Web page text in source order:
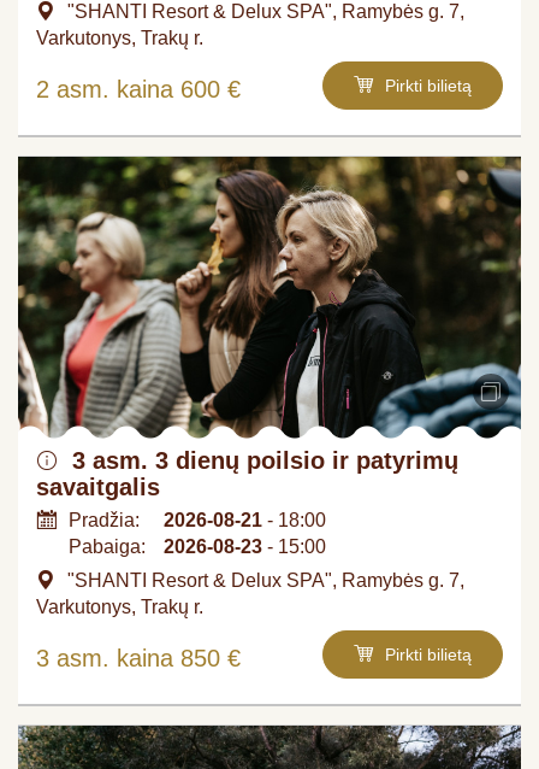
"SHANTI Resort & Delux SPA", Ramybės g. 7,
Varkutonys, Trakų r.
2 asm. kaina 600 € Pirkti bilietą
3 asm. 3 dienų poilsio ir patyrimų
savaitgalis
Pradžia: 2026-08-21 - 18:00
Pabaiga:
2026-08-23 - 15:00
"SHANTI Resort & Delux SPA", Ramybės g. 7,
Varkutonys, Trakų r.
3 asm. kaina 850 € Pirkti bilietą